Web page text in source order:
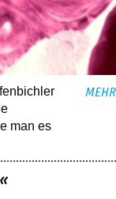
man es
MEHR